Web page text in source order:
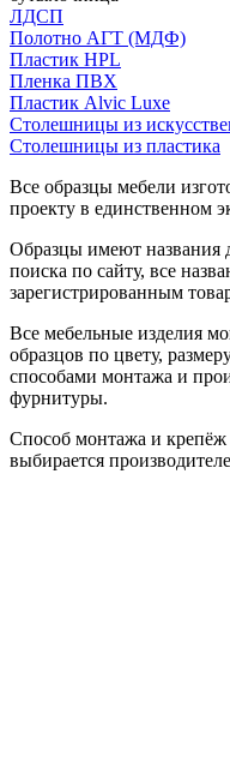
ЛДСП
Полотно АГТ (МДФ)
Пластик HPL
Пленка ПВХ
Пластик Alvic Luxe
Столешницы из
Столешницы из пластика
Все образцы мебели
проекту в единственном
Образцы имеют названия
поиска по сайту, все
зарегистрированным
Все мебельные изделия
образцов по цвету,
способами монтажа и
фурнитуры.
Способ монтажа и крепёж
выбирается